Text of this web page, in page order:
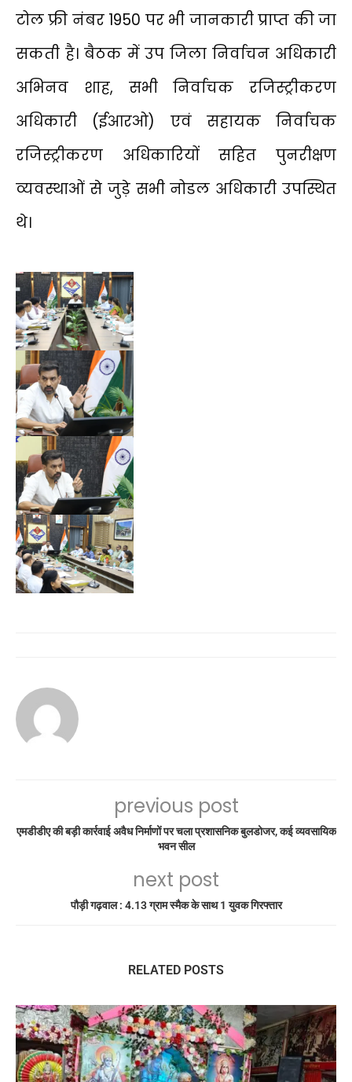
टोल फ्री नंबर 1950 पर भी जानकारी प्राप्त की जा
सकती है। बैठक में उप जिला निर्वाचन अधिकारी
अभिनव शाह, सभी निर्वाचक रजिस्ट्रीकरण
अधिकारी (ईआरओ) एवं सहायक निर्वाचक
रजिस्ट्रीकरण अधिकारियों सहित पुनरीक्षण
व्यवस्थाओं से जुड़े सभी नोडल अधिकारी उपस्थित
थे।
previous post
एमडीडीए की बड़ी कार्रवाई अवैध निर्माणों पर चला प्रशासनिक बुलडोजर, कई व्यवसायिक
भवन सील
next post
पौड़ी गढ़वाल : 4.13 ग्राम स्मैक के साथ 1 युवक गिरफ्तार
RELATED POSTS